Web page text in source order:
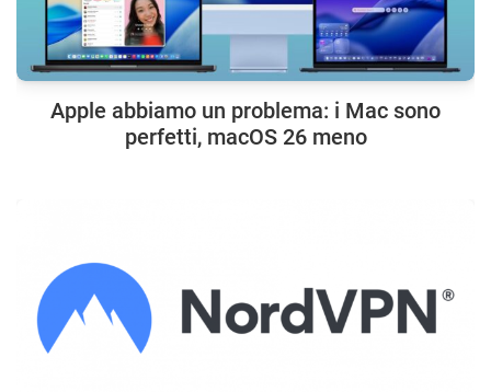
Apple abbiamo un problema: i Mac sono
perfetti, macOS 26 meno